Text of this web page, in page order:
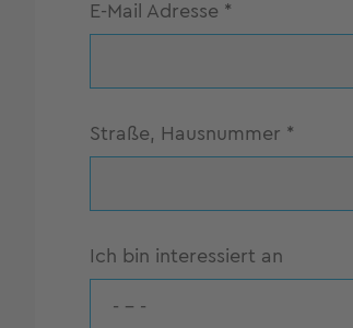
E-Mail Adresse *
Straße, Hausnummer *
Ich bin interessiert an
- - -